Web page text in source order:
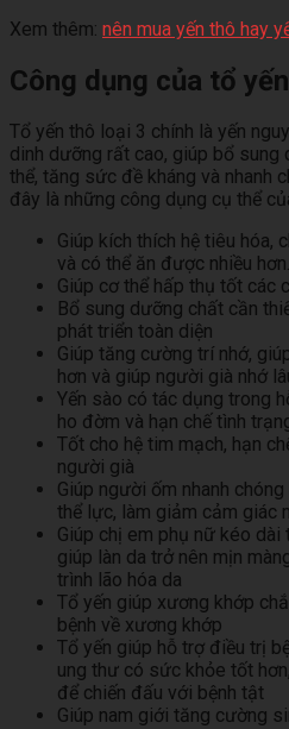
Xem thêm: nên mua yến thô hay
Công dụng của tổ yến
Tổ yến thô loại 3 chính là yến
dinh dưỡng rất cao, giúp bổ
thể, tăng sức đề kháng và nhanh
đây là những công dụng cụ thể
Giúp kích thích hệ tiêu hóa,
và có thể ăn được nhiều hơn.
Giúp cơ thể hấp thụ tốt các
Bổ sung dưỡng chất cần
phát triển toàn diện
Giúp tăng cường trí nhớ,
hơn và giúp người già nhớ
Yến sào có tác dụng trong
ho đờm và hạn chế tình
Tốt cho hệ tim mạch, hạn
người già
Giúp người ốm nhanh
thể lực, làm giảm cảm giác
Giúp chị em phụ nữ kéo dài
giúp làn da trở nên mịn
trình lão hóa da
Tổ yến giúp xương khớp
bệnh về xương khớp
Tổ yến giúp hỗ trợ điều trị
ung thư có sức khỏe tốt
để chiến đấu với bệnh tật
Giúp nam giới tăng cường